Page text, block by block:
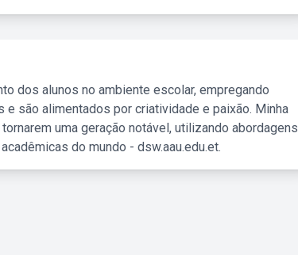
dos alunos no ambiente escolar, empregando
são alimentados por criatividade e paixão. Minha
uma geração notável, utilizando abordagens
do mundo - dsw.aau.edu.et.